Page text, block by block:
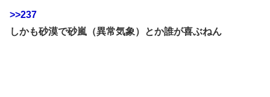
>>237
しかも砂漠で砂嵐（異常気象）とか誰が喜ぶねん